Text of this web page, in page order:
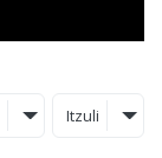
Itzuli